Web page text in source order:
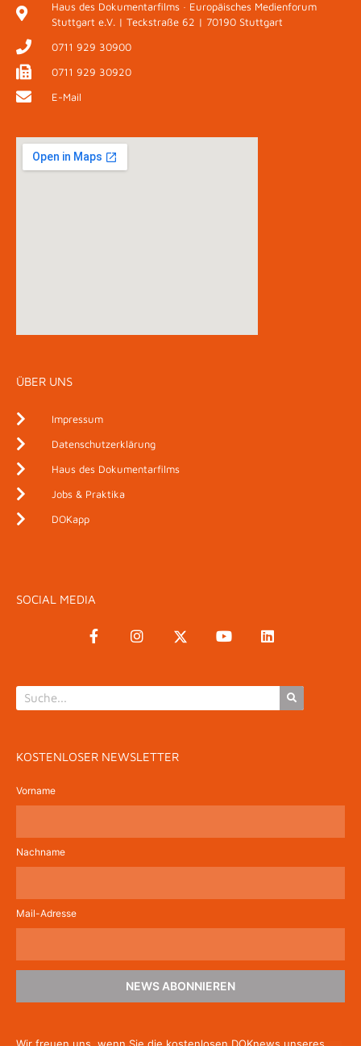
Haus des Dokumentarfilms · Europäisches Medienforum
Stuttgart e.V. | Teckstraße 62 | 70190 Stuttgart
0711 929 30900
0711 929 30920
E-Mail
ÜBER UNS
Impressum
Datenschutzerklärung
Haus des Dokumentarfilms
Jobs & Praktika
DOKapp
SOCIAL MEDIA
KOSTENLOSER NEWSLETTER
Vorname
Nachname
Mail-Adresse
NEWS ABONNIEREN
Wir freuen uns, wenn Sie die kostenlosen DOKnews unseres